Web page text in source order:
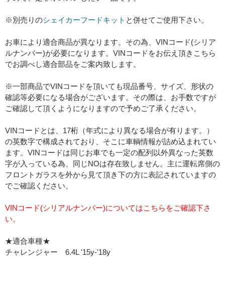
※別売りのシェイカーフードキット と併せてご使用下さい。
お車により適合商品が異なります。その為、VINコード(シリア
ルナンバー)が必要になります。VINコードをお伝え頂きこちら
でお調べし適合部品をご案内致します。
※一部商品でVINコードを頂いても現品番号、サイズ、形状の
確認等必要になる場合がございます。その際は、お手数ですが
ご確認して頂くようになりますので予めご了承ください。
VINコードとは、17桁（年式により異なる場合が有ります。）
の英数字で構成されており、そこに車輌情報が詰め込まれてい
ます。VINコードは同じお車でも一定の配列以外異なった英数
字が入っている為、同じNOは存在致しません。主に運転席側の
フロントガラスを外から見て頂き下の方に表記されていますの
でご確認ください。
VINコード(シリアルナンバー)についてはこちらをご確認下さ
い。
★適合車種★
チャレンジャー 6.4L '15y-'18y